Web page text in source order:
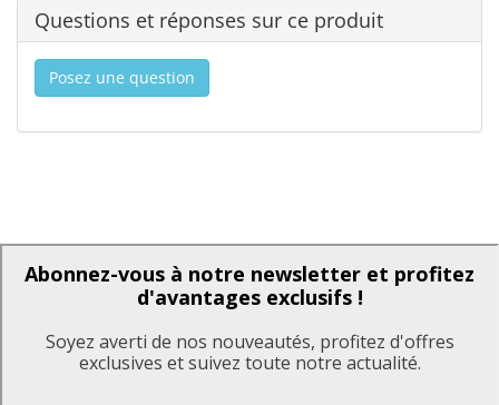
Questions et réponses sur ce produit
Posez une question